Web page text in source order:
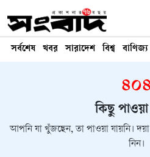
সর্বশেষ খবর সারাদেশ বিশ্ব বাণিজ্য
৪০৪
কিছু পাওয়া
আপনি যা খুঁজছেন, তা পাওয়া যায়নি। দয়া
নিন।